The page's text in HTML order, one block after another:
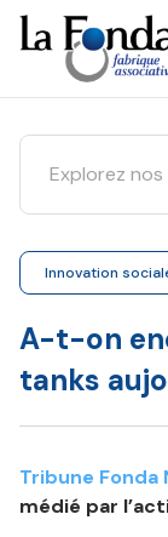
Aller
au
contenu
principal
Innovation
A-t-on
tanks
Tribune Fonda
médié par